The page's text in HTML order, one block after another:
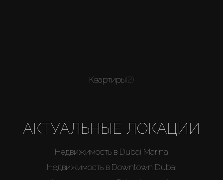
Квартиры(2)
АКТУАЛЬНЫЕ ЛОКАЦИИ
Недвижимость в Dubai Marina
Недвижимость в Downtown Dubai